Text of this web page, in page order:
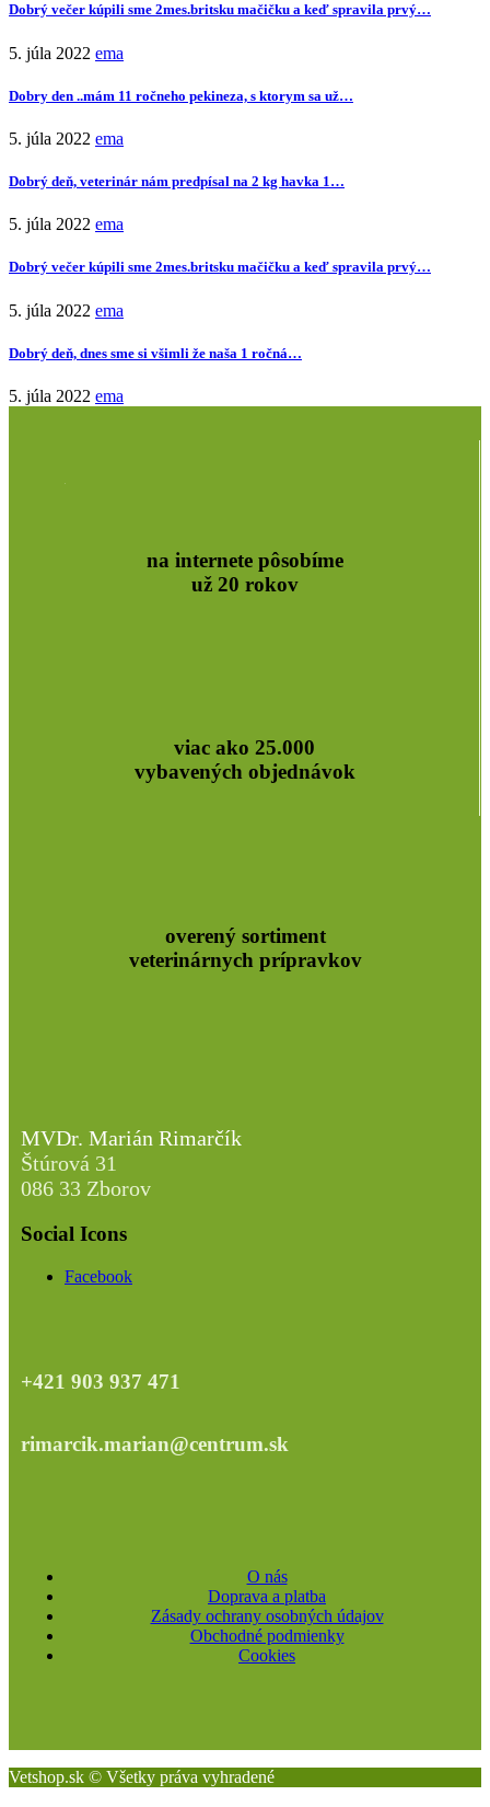
Dobrý večer kúpili sme 2mes.britsku mačičku a keď spravila prvý…
5. júla 2022 ema
Dobry den ..mám 11 ročneho pekineza, s ktorym sa už…
5. júla 2022 ema
Dobrý deň, veterinár nám predpísal na 2 kg havka 1…
5. júla 2022 ema
Dobrý večer kúpili sme 2mes.britsku mačičku a keď spravila prvý…
5. júla 2022 ema
Dobrý deň, dnes sme si všimli že naša 1 ročná…
5. júla 2022 ema
na internete pôsobíme
už 20 rokov
viac ako 25.000
vybavených objednávok
overený sortiment
veterinárnych prípravkov
MVDr. Marián Rimarčík
Štúrová 31
086 33 Zborov
Social Icons
Facebook
+421 903 937 471
rimarcik.marian@centrum.sk
O nás
Doprava a platba
Zásady ochrany osobných údajov
Obchodné podmienky
Cookies
Vetshop.sk © Všetky práva vyhradené